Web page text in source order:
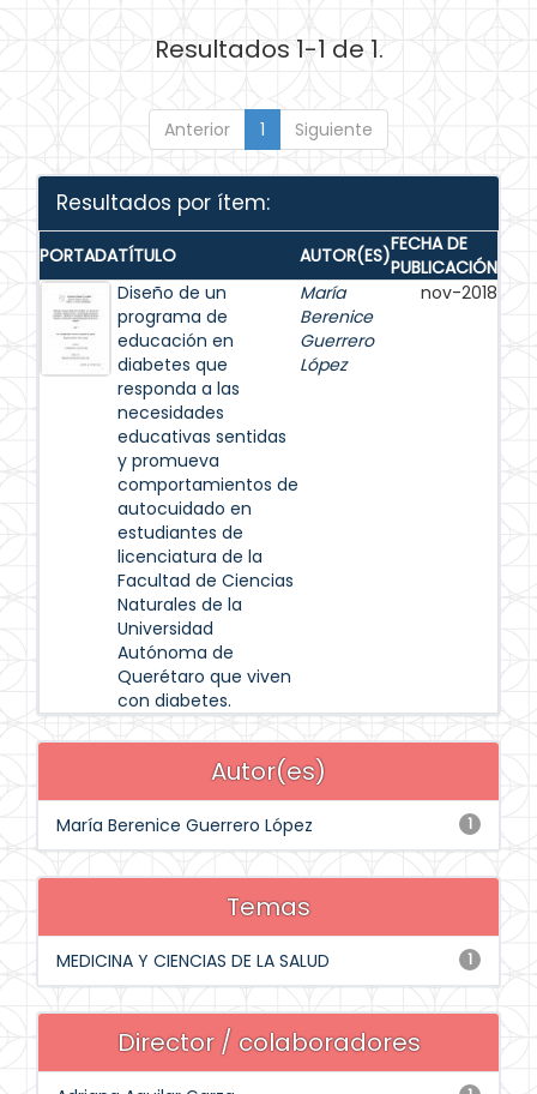
Resultados 1-1 de 1.
Anterior 1 Siguiente
Resultados por ítem:
PORTADATÍTULO AUTOR(ES)FECHA DE
PUBLICACIÓN
Diseño de un
programa de
educación en
diabetes que
responda a las
necesidades
educativas sentidas
y promueva
comportamientos de
autocuidado en
estudiantes de
licenciatura de la
Facultad de Ciencias
Naturales de la
Universidad
Autónoma de
Querétaro que viven
con diabetes.
María
Berenice
Guerrero
López
nov-2018
Autor(es)
1
María Berenice Guerrero López
Temas
1
MEDICINA Y CIENCIAS DE LA SALUD
Director / colaboradores